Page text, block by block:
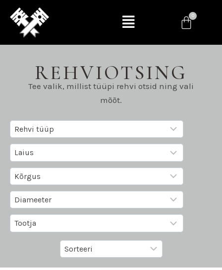
REHVIOTSING
Tee valik, millist tüüpi rehvi otsid ning vali
mõõt.